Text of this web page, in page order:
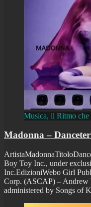
Musica, il Ritmo che
Madonna –
Boy Toy Inc., under
Inc.EdizioniWebo Girl
Corp. (ASCAP) – Andrew
administered by Songs of